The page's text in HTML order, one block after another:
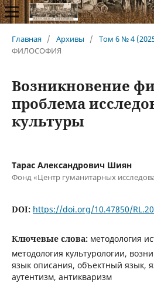
Главная / Архивы / Том 6 № 4
ФИЛОСОФИЯ
Возникновение
проблема
культуры
Тарас Александрович Шиян
Фонд «Центр гуманитарных
DOI: https://doi.org/10.47850/
Ключевые слова: методология
методология культурологии,
язык описания, объектный язык,
аутентизм, антикваризм